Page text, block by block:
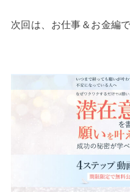
次回は、お仕事＆お金編